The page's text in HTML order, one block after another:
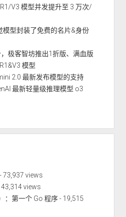
V3 模型并发提升至 3 万次/
模型封装了免费的名片&身份
极客智坊推出1折版、满血版
模型
2.0 最新发布模型的支持
最新轻量级推理模型 o3
73,937 views
views
：第一个 Go 程序- 19,515